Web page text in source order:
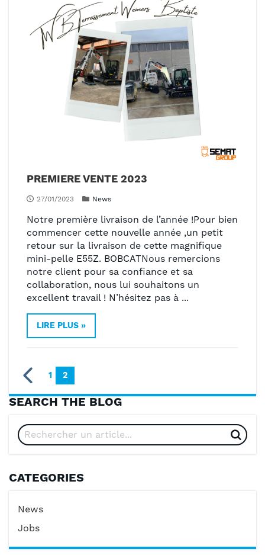
PREMIERE VENTE 2023
27/01/2023 News
Notre première livraison de l’année !Pour bien
commencer cette nouvelle année ,un petit
retour sur la livraison de cette magnifique
mini-pelle E55Z. BOBCATNous remercions
notre client pour sa confiance et sa
collaboration, nous lui souhaitons un
excellent travail ! N’hésitez pas à ...
LIRE PLUS »
Page Page
Précédent
Page
1 Vous lisez actuellement la page
2
SEARCH THE BLOG
CATEGORIES
News
Jobs